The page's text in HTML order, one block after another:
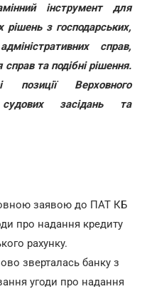
інструмент для
з господарських,
справ,
та подібні рішення.
позиції Верховного
засідань та
заявою до ПАТ КБ
про надання кредиту
рахунку.
зверталась банку з
угоди про надання